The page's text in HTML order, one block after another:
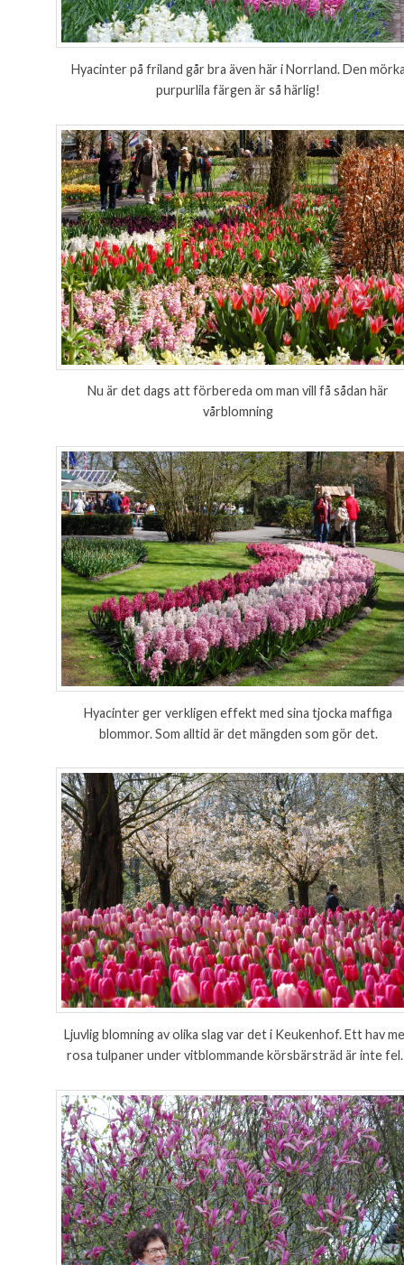
Hyacinter på friland går bra även här i Norrland. Den
purpurlila färgen är så härlig!
Nu är det dags att förbereda om man vill få sådan här
vårblomning
Hyacinter ger verkligen effekt med sina tjocka maffiga
blommor. Som alltid är det mängden som gör det.
Ljuvlig blomning av olika slag var det i Keukenhof. Ett hav
rosa tulpaner under vitblommande körsbärsträd är inte